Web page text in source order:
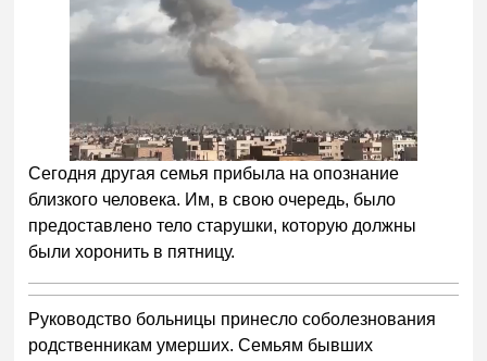
Сегодня другая семья прибыла на опознание
близкого человека. Им, в свою очередь, было
предоставлено тело старушки, которую должны
были хоронить в пятницу.
Руководство больницы принесло соболезнования
родственникам умерших. Семьям бывших